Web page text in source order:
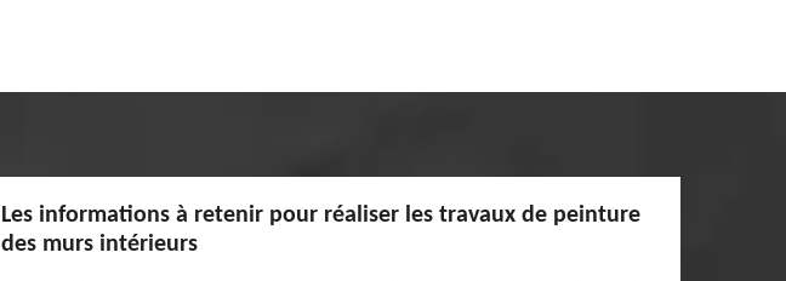
Les informations à retenir pour réaliser les travaux de peinture
des murs intérieurs